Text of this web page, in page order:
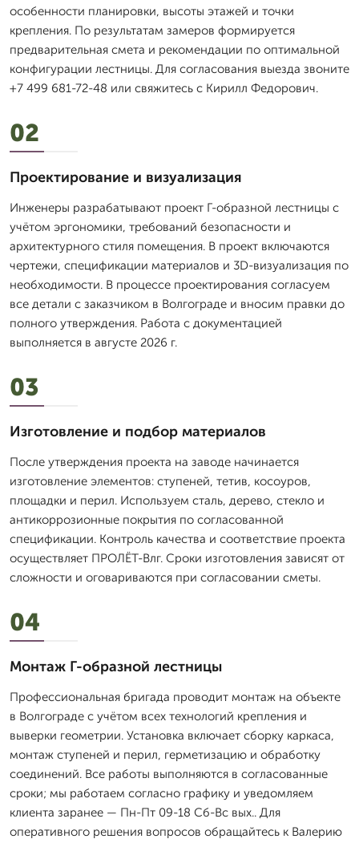
особенности планировки, высоты этажей и точки
крепления. По результатам замеров формируется
предварительная смета и рекомендации по оптимальной
конфигурации лестницы. Для согласования выезда звоните
+7 499 681-72-48 или свяжитесь с Кирилл Федорович.
02
Проектирование и визуализация
Инженеры разрабатывают проект Г-образной лестницы с
учётом эргономики, требований безопасности и
архитектурного стиля помещения. В проект включаются
чертежи, спецификации материалов и 3D-визуализация по
необходимости. В процессе проектирования согласуем
все детали с заказчиком в Волгограде и вносим правки до
полного утверждения. Работа с документацией
выполняется в августе 2026 г.
03
Изготовление и подбор материалов
После утверждения проекта на заводе начинается
изготовление элементов: ступеней, тетив, косоуров,
площадки и перил. Используем сталь, дерево, стекло и
антикоррозионные покрытия по согласованной
спецификации. Контроль качества и соответствие проекта
осуществляет ПРОЛЁТ-Влг. Сроки изготовления зависят от
сложности и оговариваются при согласовании сметы.
04
Монтаж Г-образной лестницы
Профессиональная бригада проводит монтаж на объекте
в Волгограде с учётом всех технологий крепления и
выверки геометрии. Установка включает сборку каркаса,
монтаж ступеней и перил, герметизацию и обработку
соединений. Все работы выполняются в согласованные
сроки; мы работаем согласно графику и уведомляем
клиента заранее — Пн-Пт 09-18 Сб-Вс вых.. Для
оперативного решения вопросов обращайтесь к Валерию